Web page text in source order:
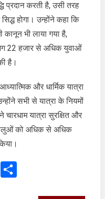
प्रदान करती है, उसी तरह
होगा। उन्होंने कहा कि
कानून भी लाया गया है,
22 हजार से अधिक युवाओं
है।
और धार्मिक यात्रा
सभी से यात्रा के नियमों
यात्रा सुरक्षित और
को अधिक से अधिक
Share